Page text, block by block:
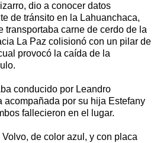
dio a conocer datos
de tránsito en la Lahuanchaca,
transportaba carne de cerdo de la
La Paz colisionó con un pilar de
provocó la caída de la
conducido por Leandro
acompañada por su hija Estefany
fallecieron en el lugar.
de color azul, y con placa